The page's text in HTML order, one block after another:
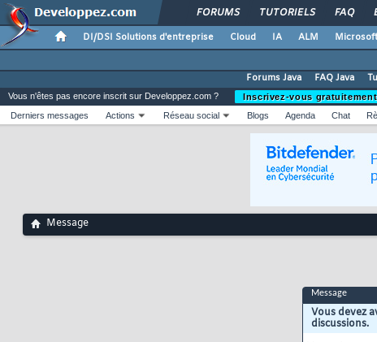
FORUMS TUTORIELS FAQ
DI/DSI Solutions d'entreprise Cloud IA ALM Microsoft
Forums Java
FAQ Java
Vous n'êtes pas encore inscrit sur Developpez.com ?
Inscrivez-vous
Derniers messages
Actions Réseau social Blogs Agenda Chat
Message
Message
Vous devez
discussions.